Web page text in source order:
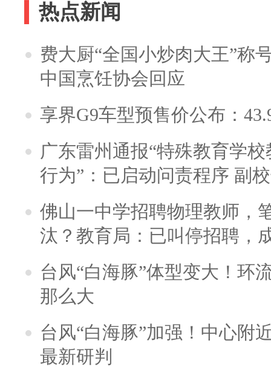
热点新闻
费大厨“全国小炒肉大王”称
中国烹饪协会回应
享界G9车型预售价公布：
广东雷州通报“特殊教育学
行为”：已启动问责程序 副
佛山一中学招聘物理教师，
汰？教育局：已叫停招聘，
台风“白海豚”体型变大！环
那么大
台风“白海豚”加强！中心附
最新研判